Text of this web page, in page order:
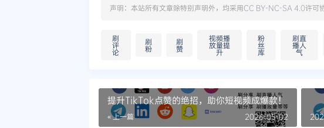
声明：本站所有文章除特别声明外，均采用CC BY-NC-SA 4.0许可
刷
评
论
刷
粉
刷
赞
视频播
放量提
升
粉
丝
库
刷直
播人
气
提升TikTok点赞的绝招，助你短视频成爆款！
« 上一篇 2026-05-02